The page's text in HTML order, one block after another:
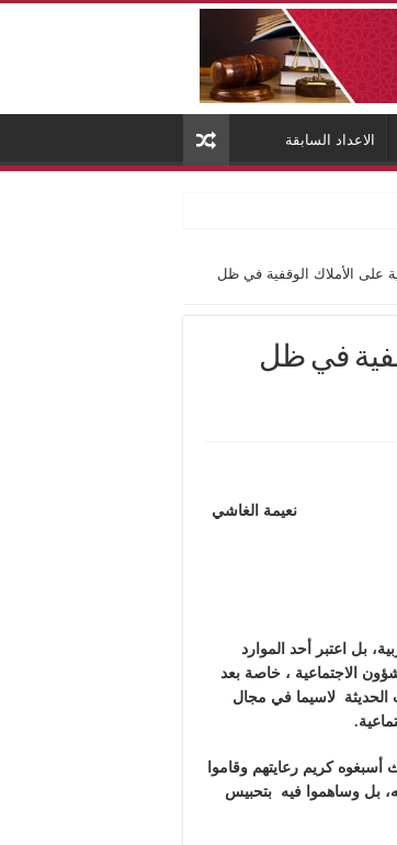
الاعداد السابقة
على الأملاك الوقفية في ظل
في ظل
بل اعتبر أحد الموارد
الاجتماعية ، خاصة بعد
الحديثة لاسيما في مجال
كريم رعايتهم وقاموا
بل وساهموا فيه بتحبيس